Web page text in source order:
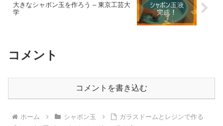
大きなシャボン玉を作ろう – 東京工芸大
学
コメント
コメントを書き込む
ホーム シャボン玉
ガラスドームとレジンで作る